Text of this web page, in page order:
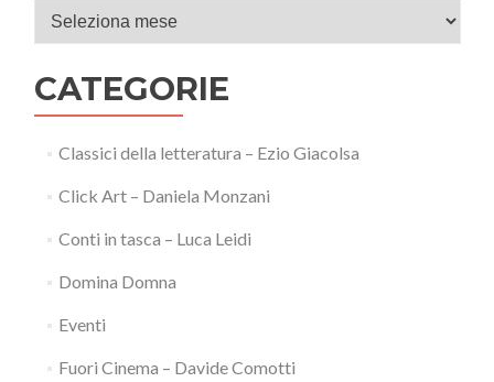
Archivi
CATEGORIE
Classici della letteratura – Ezio Giacolsa
Click Art – Daniela Monzani
Conti in tasca – Luca Leidi
Domina Domna
Eventi
Fuori Cinema – Davide Comotti